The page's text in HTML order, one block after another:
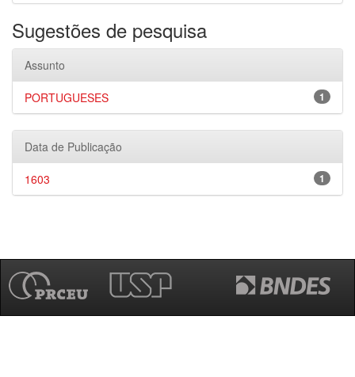
Sugestões de pesquisa
Assunto
1
PORTUGUESES
Data de Publicação
1
1603